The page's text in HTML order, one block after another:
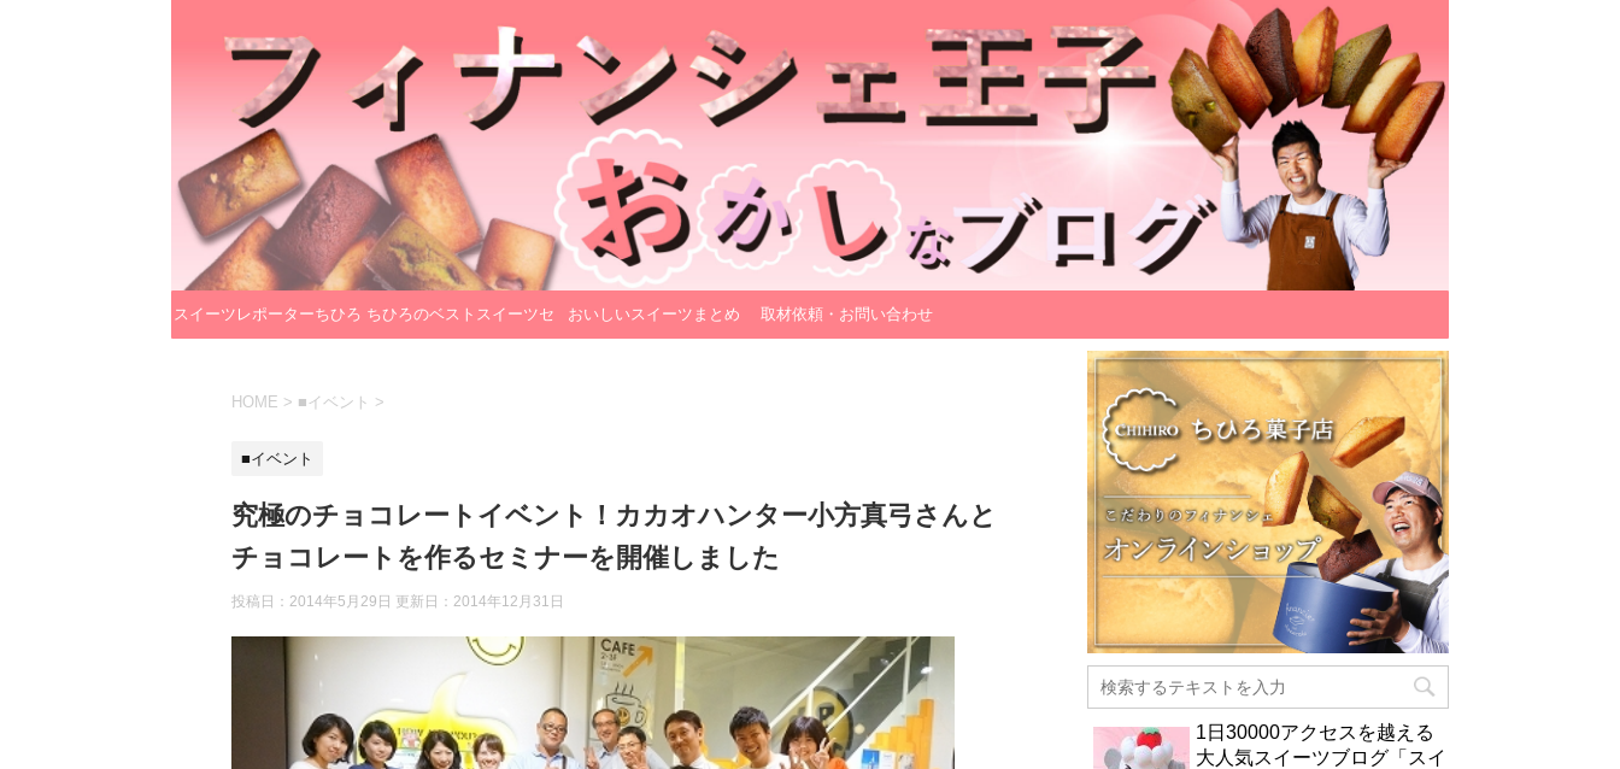
スイーツレポーターちひろ ちひろのベストスイーツセ おいしいスイーツまとめ 取材依頼・お問い合わせ
HOME > ■イベント >
■イベント
究極のチョコレートイベント！カカオハンター小方真弓さんと
チョコレートを作るセミナーを開催しました
投稿日：2014年5月29日 更新日： 2014年12月31日
1日30000アクセスを越える
大人気スイーツブログ「スイ